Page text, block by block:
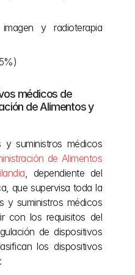
y radioterapia
médicos de
de Alimentos y
y suministros médicos
de Alimentos
, dependiente del
que supervisa toda la
y suministros médicos
con los requisitos del
de dispositivos
los dispositivos